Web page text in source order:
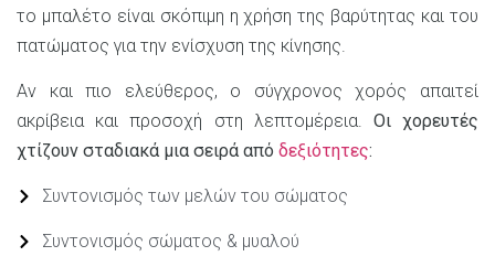
το μπαλέτο είναι σκόπιμη η χρήση της βαρύτητας και του
πατώματος για την ενίσχυση της κίνησης.
Αν και πιο ελεύθερος, ο σύγχρονος χορός απαιτεί
ακρίβεια και προσοχή στη λεπτομέρεια. Οι χορευτές
χτίζουν σταδιακά μια σειρά από δεξιότητες:
Συντονισμός των μελών του σώματος
Συντονισμός σώματος & μυαλού